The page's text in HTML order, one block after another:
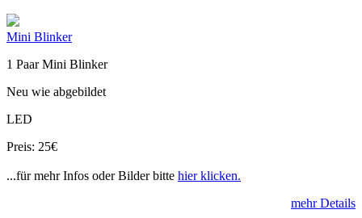
Mini Blinker
1 Paar Mini Blinker
Neu wie abgebildet
LED
Preis: 25€
...für mehr Infos oder Bilder bitte hier klicken.
mehr Details